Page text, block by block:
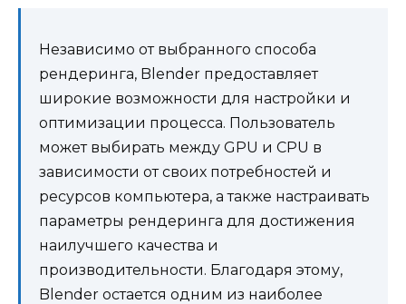
Независимо от выбранного способа
рендеринга, Blender предоставляет
широкие возможности для настройки и
оптимизации процесса. Пользователь
может выбирать между GPU и CPU в
зависимости от своих потребностей и
ресурсов компьютера, а также настраивать
параметры рендеринга для достижения
наилучшего качества и
производительности. Благодаря этому,
Blender остается одним из наиболее